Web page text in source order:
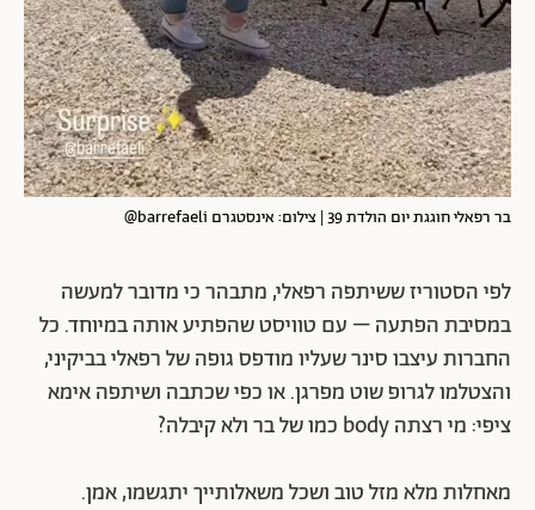
בר רפאלי חוגגת יום הולדת 39 | צילום: אינסטגרם barrefaeli@
לפי הסטוריז ששיתפה רפאלי, מתבהר כי מדובר למעשה
במסיבת הפתעה – עם טוויסט שהפתיע אותה במיוחד. כל
החברות עיצבו סינר שעליו מודפס גופה של רפאלי בביקיני,
והצטלמו לגרופ שוט מפרגן. או כפי שכתבה ושיתפה אימא
ציפי: מי רצתה body כמו של בר ולא קיבלה?
מאחלות מלא מזל טוב ושכל משאלותייך יתגשמו, אמן.